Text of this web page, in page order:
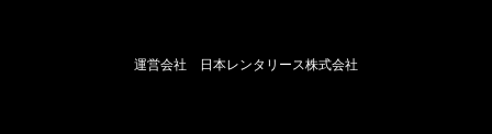
運営会社 日本レンタリース株式会社